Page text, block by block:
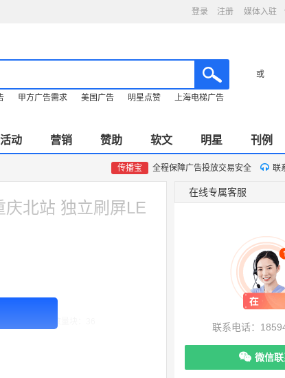
登录 注册 媒体入驻
或
甲方广告需求 美国广告 明星点赞 上海电梯广告
活动 营销 赞助 软文 明星 刊例
传播宝 全程保障广告投放交易安全 联
北站 独立刷屏LE
在线专属客服
联系电话：
微信